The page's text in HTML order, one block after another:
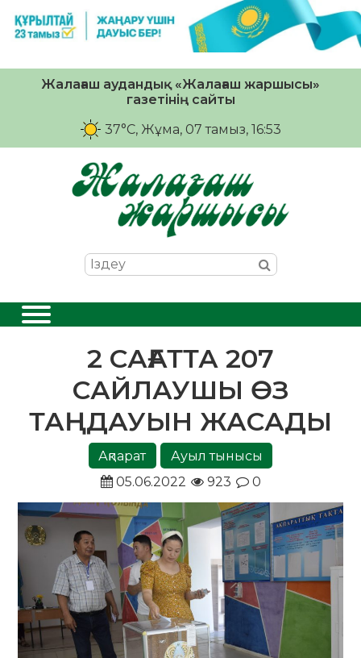
Жалағаш аудандық «Жалағаш жаршысы»
газетінің сайты
37°C, Жұма, 07 тамыз, 16:53
2 САҒАТТА 207
САЙЛАУШЫ ӨЗ
ТАҢДАУЫН ЖАСАДЫ
Ақпарат
Ауыл тынысы
05.06.2022
923 0